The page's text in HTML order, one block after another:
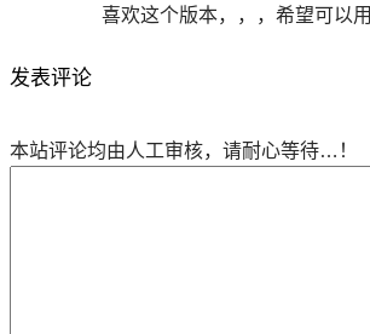
喜欢这个版本，，，希望可以用
发表评论
本站评论均由人工审核，请耐心等待…！